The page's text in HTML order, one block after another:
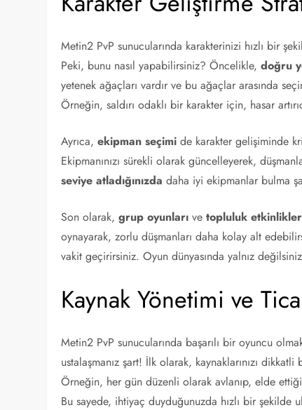
Metin2 PvP sunucularında karakterinizi hızlı bir
Peki, bunu nasıl yapabilirsiniz? Öncelikle,doğru
yetenek ağaçları vardır ve bu ağaçlar arasında
Örneğin, saldırı odaklı bir karakter için, hasar
Ayrıca,ekipman seçimi de karakter gelişiminde
Ekipmanınızı sürekli olarak güncelleyerek,
seviye atladığınızda daha iyi ekipmanlar bulma
Son olarak,grup oyunları vetopluluk
oynayarak, zorlu düşmanları daha kolay alt
vakit geçirirsiniz. Oyun dünyasında yalnız
Kaynak Yönetimi ve
Metin2 PvP sunucularında başarılı bir oyuncu
ustalaşmanız şart! İlk olarak, kaynaklarınızı
Örneğin, her gün düzenli olarak avlanıp, elde
Bu sayede, ihtiyaç duyduğunuzda hızlı bir şekilde